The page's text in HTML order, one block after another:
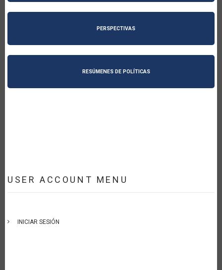
PERSPECTIVAS
RESÚMENES DE POLÍTICAS
USER ACCOUNT MENU
INICIAR SESIÓN